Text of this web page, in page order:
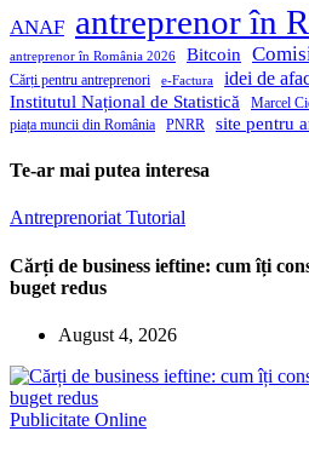
ANAF antreprenor în
antreprenor în România 2026 Bitcoin
Cărți pentru antreprenori e-Factura idei de
Institutul Național de Statistică Marcel
piața muncii din România PNRR site pentru
Te-ar mai putea interesa
Antreprenoriat Tutorial
Cărți de business ieftine: cum îți
buget redus
August 4, 2026
Publicitate Online